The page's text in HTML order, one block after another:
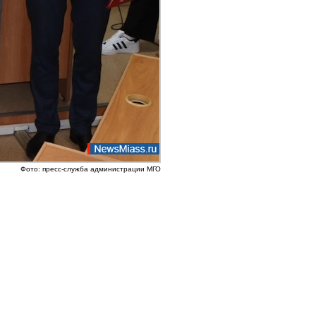
Фото: пресс-служба администрации МГО